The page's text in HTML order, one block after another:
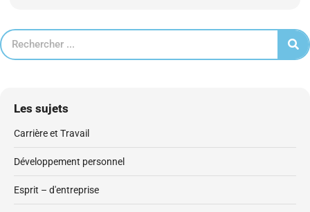
Les sujets
Carrière et Travail
Développement personnel
Esprit – d'entreprise